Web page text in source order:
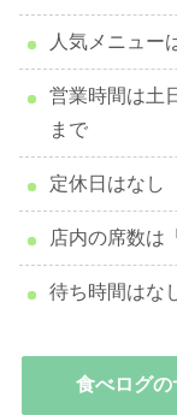
人気メニュー
営業時間は土
まで
定休日はなし
店内の席数は
待ち時間はな
食べログの